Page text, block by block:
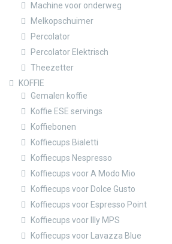
Machine voor onderweg
Melkopschuimer
Percolator
Percolator Elektrisch
Theezetter
KOFFIE
Gemalen koffie
Koffie ESE servings
Koffiebonen
Koffiecups Bialetti
Koffiecups Nespresso
Koffiecups voor A Modo Mio
Koffiecups voor Dolce Gusto
Koffiecups voor Espresso Point
Koffiecups voor Illy MPS
Koffiecups voor Lavazza Blue